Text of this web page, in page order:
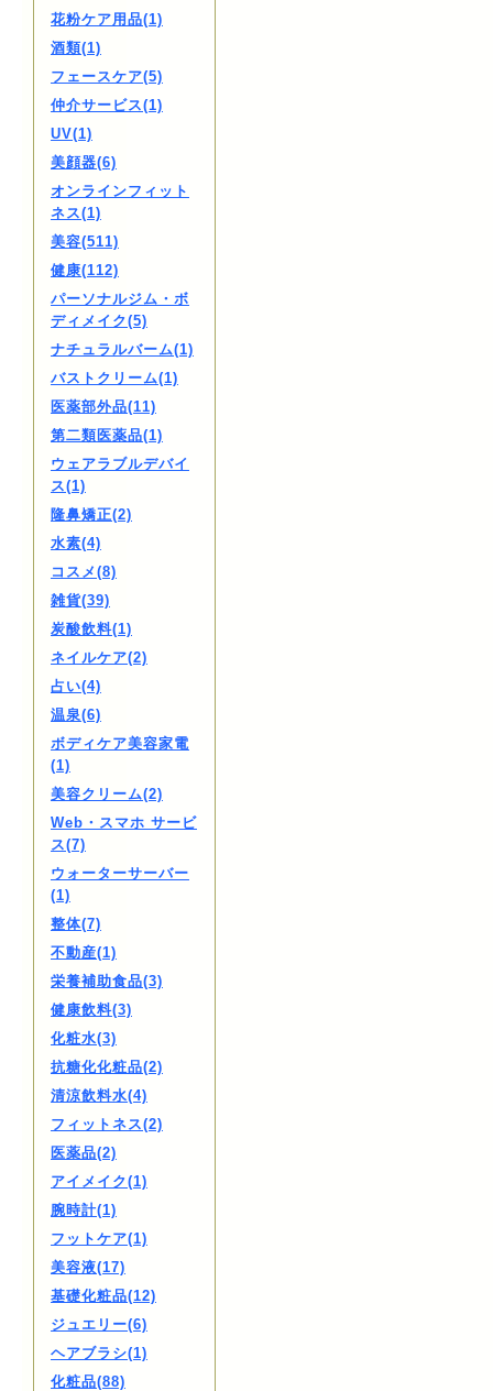
花粉ケア用品(1)
酒類(1)
フェースケア(5)
仲介サービス(1)
UV(1)
美顔器(6)
オンラインフィット
ネス(1)
美容(511)
健康(112)
パーソナルジム・ボ
ディメイク(5)
ナチュラルバーム(1)
バストクリーム(1)
医薬部外品(11)
第二類医薬品(1)
ウェアラブルデバイ
ス(1)
隆鼻矯正(2)
水素(4)
コスメ(8)
雑貨(39)
炭酸飲料(1)
ネイルケア(2)
占い(4)
温泉(6)
ボディケア美容家電
(1)
美容クリーム(2)
Web・スマホ サービ
ス(7)
ウォーターサーバー
(1)
整体(7)
不動産(1)
栄養補助食品(3)
健康飲料(3)
化粧水(3)
抗糖化化粧品(2)
清涼飲料水(4)
フィットネス(2)
医薬品(2)
アイメイク(1)
腕時計(1)
フットケア(1)
美容液(17)
基礎化粧品(12)
ジュエリー(6)
ヘアブラシ(1)
化粧品(88)